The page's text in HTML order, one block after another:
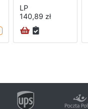
LP
140,89 zł